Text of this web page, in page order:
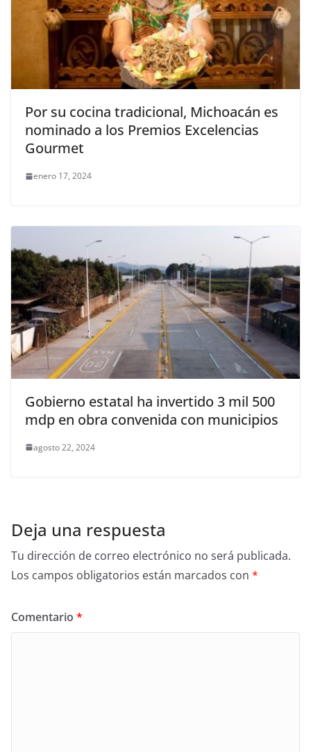
Por su cocina tradicional, Michoacán es
nominado a los Premios Excelencias
Gourmet
enero 17, 2024
Gobierno estatal ha invertido 3 mil 500
mdp en obra convenida con municipios
agosto 22, 2024
Deja una respuesta
Tu dirección de correo electrónico no será publicada.
Los campos obligatorios están marcados con *
Comentario *